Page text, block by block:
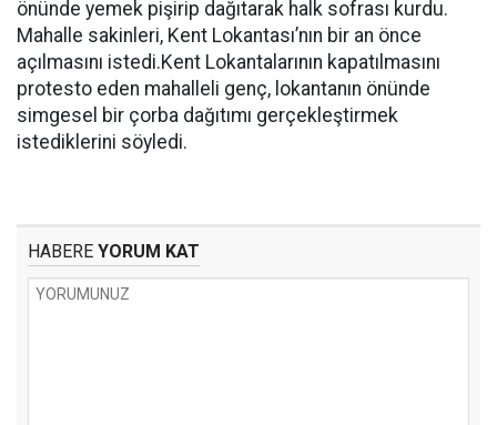
önünde yemek pişirip dağıtarak halk sofrası kurdu.
Mahalle sakinleri, Kent Lokantası’nın bir an önce
açılmasını istedi.Kent Lokantalarının kapatılmasını
protesto eden mahalleli genç, lokantanın önünde
simgesel bir çorba dağıtımı gerçekleştirmek
istediklerini söyledi.
HABERE YORUM KAT